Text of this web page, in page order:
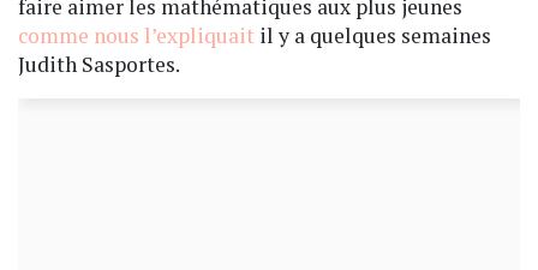
faire aimer les mathématiques aux plus jeunes
comme nous l’expliquait il y a quelques semaines
Judith Sasportes.